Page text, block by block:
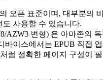
오픈 표준이며, 대부분의
도 사용할 수 있습니다.
AZW3 변형) 은 아마존의
바이스에서는 EPUB 직접
럼 정확한 페이지 구성이